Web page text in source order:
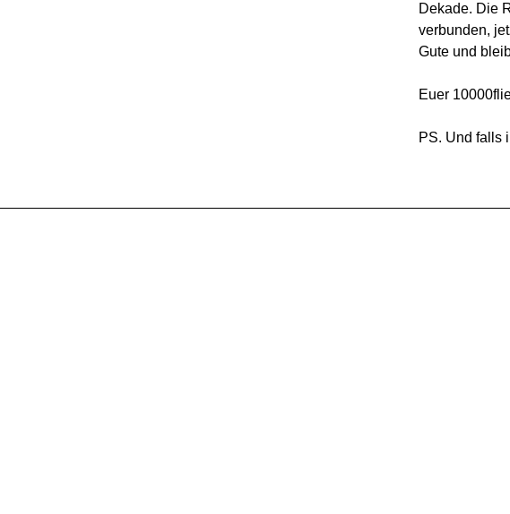
Dekade. Die
verbunden,
Gute und
Euer
PS. Und falls